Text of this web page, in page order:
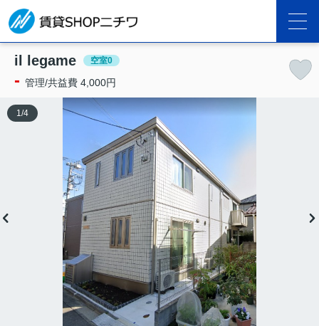
il legame 空室0
- 管理/共益費 4,000円
1 /4